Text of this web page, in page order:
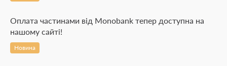
Оплата частинами від Monobank тепер доступна на
нашому сайті!
Новина